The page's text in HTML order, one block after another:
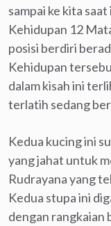
sampai ke kita
Kehidupan 12
posisi berdiri
Kehidupan
dalam kisah ini
terlatih sedang
Kedua kucing ini
yang jahat untuk
Rudrayana yang
Kedua stupa ini
dengan rangkaian